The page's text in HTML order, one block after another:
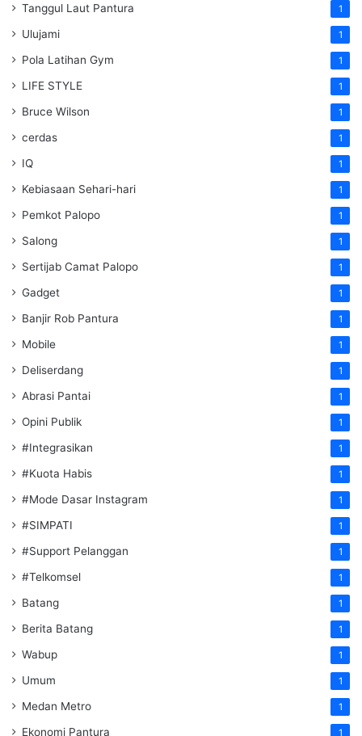
Tanggul Laut Pantura 1
Ulujami 1
Pola Latihan Gym 1
LIFE STYLE 1
Bruce Wilson 1
cerdas 1
IQ 1
Kebiasaan Sehari-hari 1
Pemkot Palopo 1
Salong 1
Sertijab Camat Palopo 1
Gadget 1
Banjir Rob Pantura 1
Mobile 1
Deliserdang 1
Abrasi Pantai 1
Opini Publik 1
#Integrasikan 1
#Kuota Habis 1
#Mode Dasar Instagram 1
#SIMPATI 1
#Support Pelanggan 1
#Telkomsel 1
Batang 1
Berita Batang 1
Wabup 1
Umum 1
Medan Metro 1
Ekonomi Pantura 1